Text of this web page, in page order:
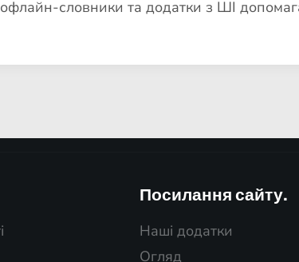
офлайн-словники та додатки з ШІ
Посилання сайту.
Наші додатки
Огляд